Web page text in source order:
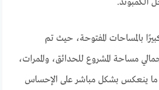
الكمبوند.
بالمساحات المفتوحة، حيث تم
مساحة المشروع للحدائق، والممرات،
ما ينعكس بشكل مباشر على الإحساس